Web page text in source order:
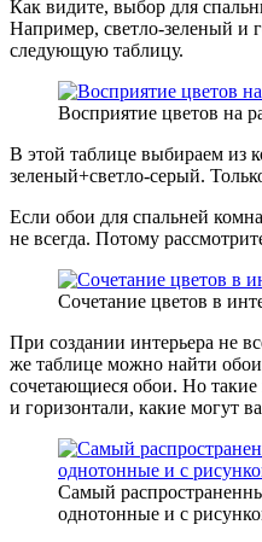
Как видите, выбор для
Например, светло-зеленый и
следующую таблицу.
Восприятие цветов на
В этой таблице выбираем из
зеленый+светло-серый.
Если обои для спальней
не всегда. Потому
Сочетание цветов в
При создании интерьера не
же таблице можно найти
сочетающиеся обои. Но такие
и горизонтали, какие могут
Самый
однотонные и с